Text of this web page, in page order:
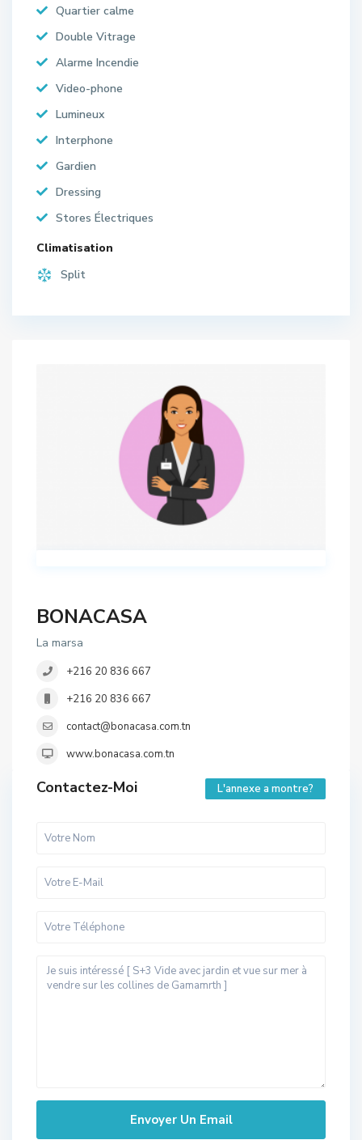
Quartier calme
Double Vitrage
Alarme Incendie
Video-phone
Lumineux
Interphone
Gardien
Dressing
Stores Électriques
Climatisation
Split
BONACASA
La marsa
+216 20 836 667
+216 20 836 667
contact@bonacasa.com.tn
www.bonacasa.com.tn
Contactez-Moi L'annexe a montre?